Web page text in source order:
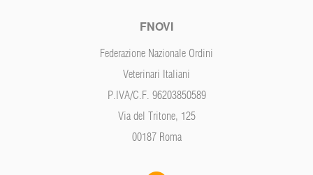
FNOVI
Federazione Nazionale Ordini
Veterinari Italiani
P.IVA/C.F. 96203850589
Via del Tritone, 125
00187 Roma